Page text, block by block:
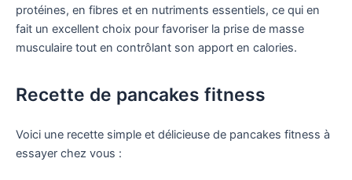
protéines, en fibres et en nutriments essentiels, ce qui en
fait un excellent choix pour favoriser la prise de masse
musculaire tout en contrôlant son apport en calories.
Recette de pancakes fitness
Voici une recette simple et délicieuse de pancakes fitness à
essayer chez vous :